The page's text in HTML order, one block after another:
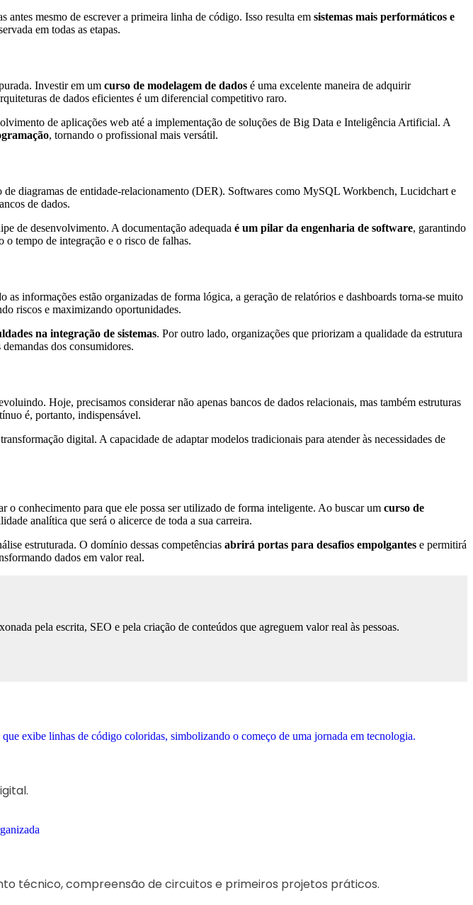
mesmo de escrever a primeira linha de código. Isso resulta em sistemas mais performáticos e
em todas as etapas.
Investir em um curso de modelagem de dados é uma excelente maneira de adquirir
de dados eficientes é um diferencial competitivo raro.
de aplicações web até a implementação de soluções de Big Data e Inteligência Artificial. A
, tornando o profissional mais versátil.
diagramas de entidade-relacionamento (DER). Softwares como MySQL Workbench, Lucidchart e
de dados.
de desenvolvimento. A documentação adequada é um pilar da engenharia de software, garantindo
tempo de integração e o risco de falhas.
informações estão organizadas de forma lógica, a geração de relatórios e dashboards torna-se muito
riscos e maximizando oportunidades.
na integração de sistemas. Por outro lado, organizações que priorizam a qualidade da estrutura
dos consumidores.
Hoje, precisamos considerar não apenas bancos de dados relacionais, mas também estruturas
é, portanto, indispensável.
digital. A capacidade de adaptar modelos tradicionais para atender às necessidades de
o conhecimento para que ele possa ser utilizado de forma inteligente. Ao buscar um curso de
analítica que será o alicerce de toda a sua carreira.
estruturada. O domínio dessas competências abrirá portas para desafios empolgantes e permitirá
dados em valor real.
pela escrita, SEO e pela criação de conteúdos que agreguem valor real às pessoas.
técnico, compreensão de circuitos e primeiros projetos práticos.